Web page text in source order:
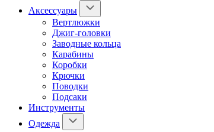
Аксессуары
Вертлюжки
Джиг-головки
Заводные кольца
Карабины
Коробки
Крючки
Поводки
Подсаки
Инструменты
Одежда